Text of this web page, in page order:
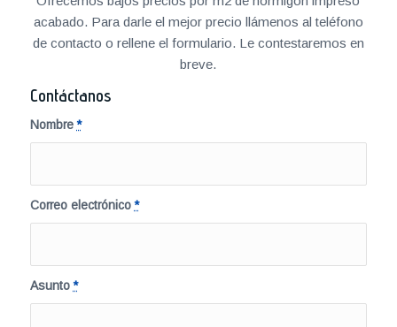
acabado. Para darle el mejor precio llámenos al teléfono
de contacto o rellene el formulario. Le contestaremos en
breve.
Contáctanos
Nombre*
Correo electrónico*
Asunto*